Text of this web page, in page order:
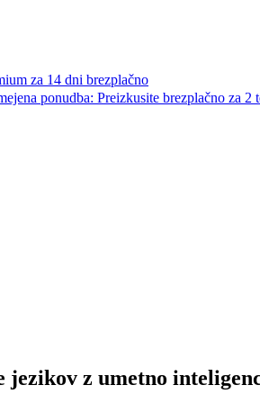
za 14 dni brezplačno
ponudba: Preizkusite brezplačno za 2
jezikov z umetno